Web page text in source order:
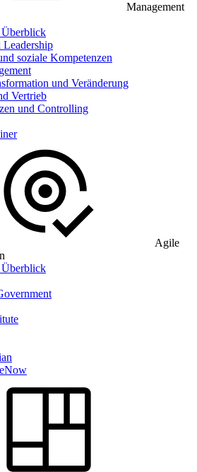
Management
soziale Kompetenzen
und Veränderung
Vertrieb
und Controlling
Agile